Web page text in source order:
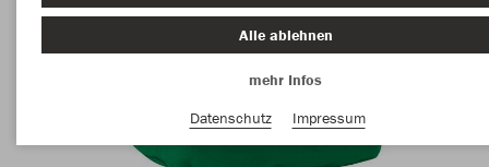
Alle ablehnen
mehr Infos
Datenschutz
Impressum